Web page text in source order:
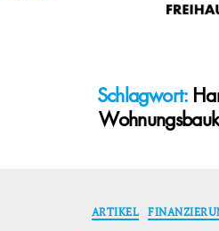
Schlagwort:
ARTIKEL